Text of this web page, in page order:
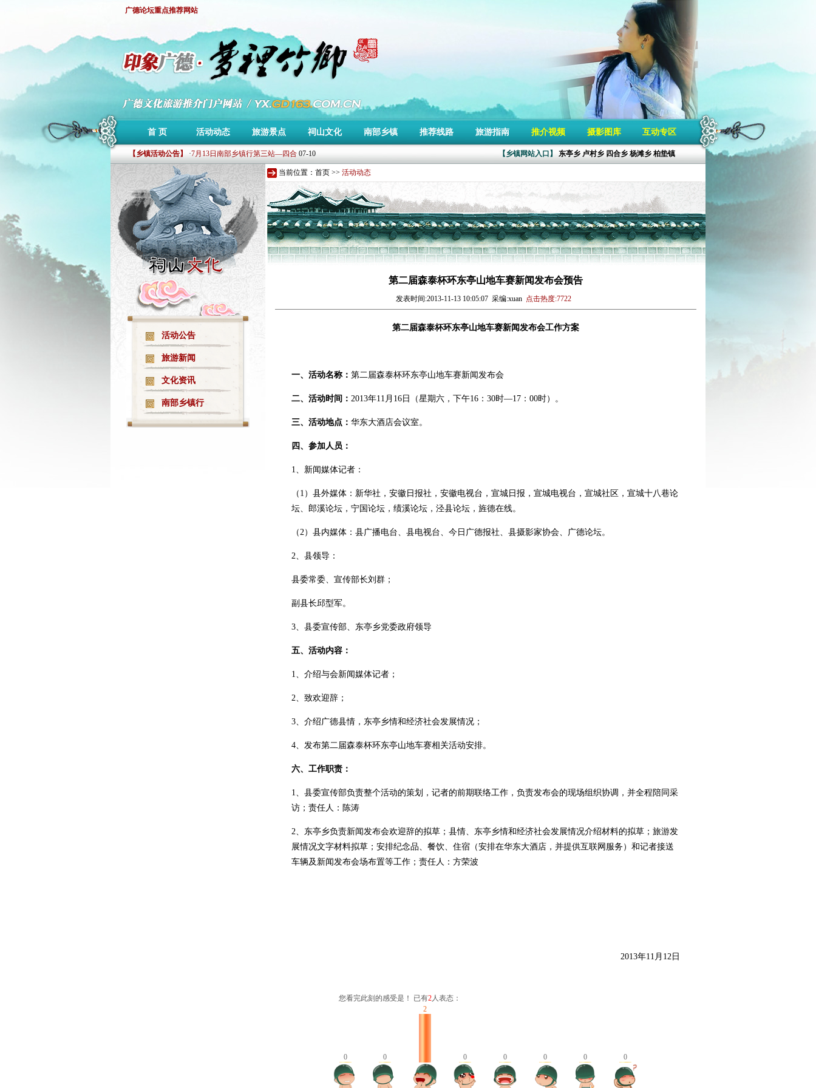
广德论坛重点推荐网站
首 页 活动动态 旅游景点 祠山文化 南部乡镇 推荐线路 旅游指南 推介视频 摄影图库 互动专区
【乡镇活动公告】
第二届森泰杯环东亭山地车赛赛事公告11-13
·7月13日南部乡镇行第三站—四合 07-10
7月7日广德南部乡镇行单车骑行 07-05
·6月30日广德南部乡镇行单车骑行07-05
·印象广德文化旅游推介站测试上线!07-02
·第二届森泰杯环东亭山地车赛赛事公告11-13
·下周施村葡萄节即将开幕07-18
·7月13日南部乡镇行第三站—四合07-10
·7月7日广德南部乡镇行单车骑行07-05
·6月30日广德南部乡镇行单车骑行07-05
·印象广德文化旅游推介站测试上线!
【乡镇网站入口】 东亭乡 卢村乡 四合乡 杨滩乡 柏垫镇
活动公告
旅游新闻
文化资讯
南部乡镇行
当前位置： 首页 >> 活动动态
第二届森泰杯环东亭山地车赛新闻发布会预告
发表时间:2013-11-13 10:05:07 采编:xuan 点击热度:7722
第二届森泰杯环东亭山地车赛新闻发布会工作方案
一、活动名称： 第二届森泰杯环东亭山地车赛新闻发布会
二、活动时间： 2013年11月16日（星期六，下午16：30时—17：00时）。
三、活动地点： 华东大酒店会议室。
四、参加人员：
1、新闻媒体记者：
（1）县外媒体：新华社，安徽日报社，安徽电视台，宣城日报，宣城电视台，宣城社区，宣城十八巷论
坛、郎溪论坛，宁国论坛，绩溪论坛，泾县论坛，旌德在线。
（2）县内媒体：县广播电台、县电视台、今日广德报社、县摄影家协会、广德论坛。
2、县领导：
县委常委、宣传部长刘群；
副县长邱型军。
3、县委宣传部、东亭乡党委政府领导
五、活动内容：
1、介绍与会新闻媒体记者；
2、致欢迎辞；
3、介绍广德县情，东亭乡情和经济社会发展情况；
4、发布第二届森泰杯环东亭山地车赛相关活动安排。
六、工作职责：
1、县委宣传部负责整个活动的策划，记者的前期联络工作，负责发布会的现场组织协调，并全程陪同采
访；责任人：陈涛
2、东亭乡负责新闻发布会欢迎辞的拟草；县情、东亭乡情和经济社会发展情况介绍材料的拟草；旅游发
展情况文字材料拟草；安排纪念品、餐饮、住宿（安排在华东大酒店，并提供互联网服务）和记者接送
车辆及新闻发布会场布置等工作；责任人：方荣波
2013年11月12日
您看完此刻的感受是！ 已有2人表态：
0 0
2
0 0 0 0 0